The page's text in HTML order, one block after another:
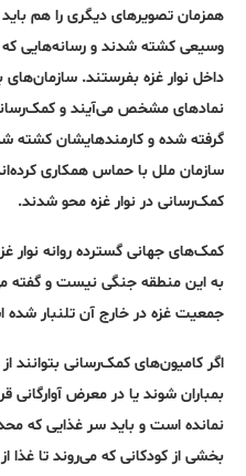
همزمان تصویرهای دیگری را هم
وسیعی کشته شدند و رسانه‌هایی که
داخل نوار غزه بفرستند.
نمادهای مشخص می‌آیند و
گرفته شده و کارمندهایشان کشته
سازمان‌ ملل با حماس همکاری
کمک‌رسانی در نوار غزه محو شدند.
کمک‌های جهانی گسترده روانه نوار
به این منطقه جنگی نیست و گفته
جمعیت غزه در خارج آن تلنبار
اگر کامیون‌های کمک‌رسانی بتوانند
بمباران شوند یا در معرض آوارگانی
نمانده است و باید سر غذایی که
بخشی از کودکانی که می‌روند تا غذا